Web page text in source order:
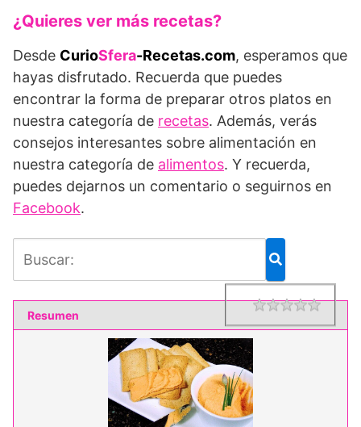
¿Quieres ver más recetas?
Desde CurioSfera-Recetas.com, esperamos que
hayas disfrutado. Recuerda que puedes
encontrar la forma de preparar otros platos en
nuestra categoría de recetas. Además, verás
consejos interesantes sobre alimentación en
nuestra categoría de alimentos. Y recuerda,
puedes dejarnos un comentario o seguirnos en
Facebook.
Resumen Rating